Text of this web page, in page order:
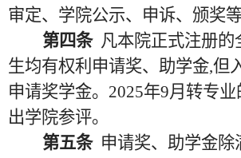
审定、学院公示、申诉、颁奖等
第四条 凡本院正式注册的
生均有权利申请奖、助学金,但
申请奖学金。2025年9月转专
出学院参评。
第五条 申请奖、助学金除